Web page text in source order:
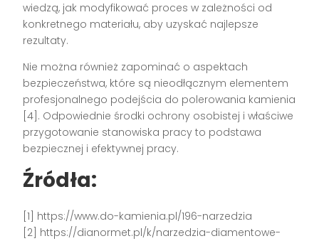
wiedzą, jak modyfikować proces w zależności od
konkretnego materiału, aby uzyskać najlepsze
rezultaty.
Nie można również zapominać o aspektach
bezpieczeństwa, które są nieodłącznym elementem
profesjonalnego podejścia do polerowania kamienia
[4]. Odpowiednie środki ochrony osobistej i właściwe
przygotowanie stanowiska pracy to podstawa
bezpiecznej i efektywnej pracy.
Źródła:
[1] https://www.do-kamienia.pl/196-narzedzia
[2] https://dianormet.pl/k/narzedzia-diamentowe-